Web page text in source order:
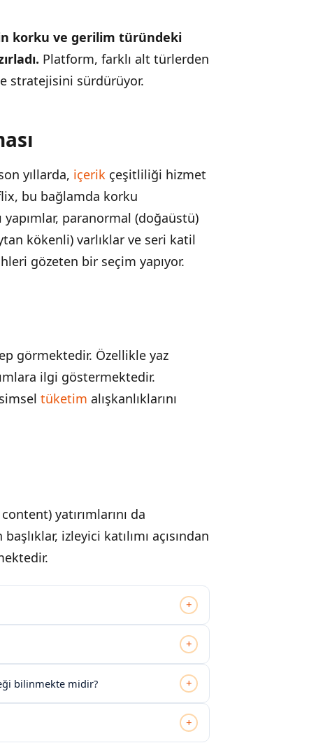
korku ve gerilim türündeki
Platform, farklı alt türlerden
stratejisini sürdürüyor.
yıllarda, içerik çeşitliliği hizmet
bu bağlamda korku
yapımlar, paranormal (doğaüstü)
kökenli) varlıklar ve seri katil
gözeten bir seçim yapıyor.
görmektedir. Özellikle yaz
ilgi göstermektedir.
tüketim alışkanlıklarını
yatırımlarını da
izleyici katılımı açısından
+
+
bilinmekte midir? +
+